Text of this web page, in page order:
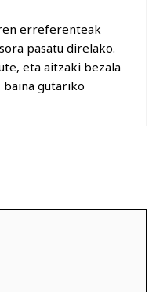
erreferenteak
pasatu direlako.
eta aitzaki bezala
baina gutariko